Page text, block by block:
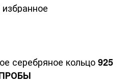
избранное
серебряное кольцо925